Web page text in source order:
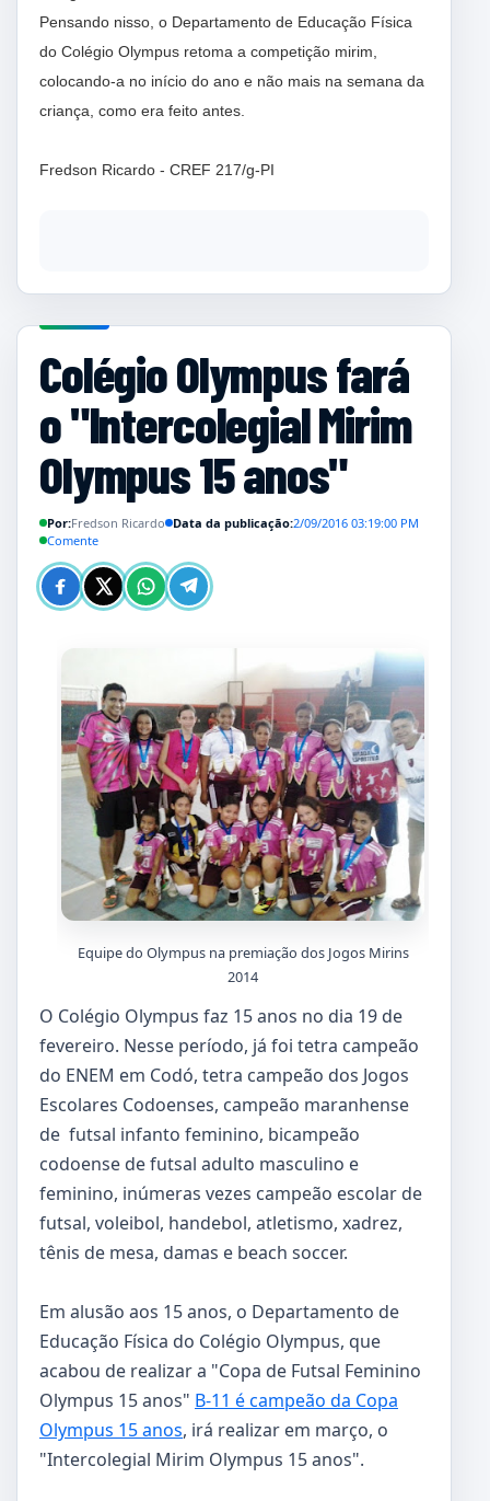
Pensando nisso, o Departamento de Educação Física
do Colégio Olympus retoma a competição mirim,
colocando-a no início do ano e não mais na semana da
criança, como era feito antes.
Fredson Ricardo - CREF 217/g-PI
Colégio Olympus fará
o "Intercolegial Mirim
Olympus 15 anos"
Por:Fredson Ricardo Data da publicação:2/09/2016 03:19:00 PM
Comente
Equipe do Olympus na premiação dos Jogos Mirins
2014
O Colégio Olympus faz 15 anos no dia 19 de
fevereiro. Nesse período, já foi tetra campeão
do ENEM em Codó, tetra campeão dos Jogos
Escolares Codoenses, campeão maranhense
de futsal infanto feminino, bicampeão
codoense de futsal adulto masculino e
feminino, inúmeras vezes campeão escolar de
futsal, voleibol, handebol, atletismo, xadrez,
tênis de mesa, damas e beach soccer.
Em alusão aos 15 anos, o Departamento de
Educação Física do Colégio Olympus, que
acabou de realizar a "Copa de Futsal Feminino
Olympus 15 anos" B-11 é campeão da Copa
Olympus 15 anos, irá realizar em março, o
"Intercolegial Mirim Olympus 15 anos".